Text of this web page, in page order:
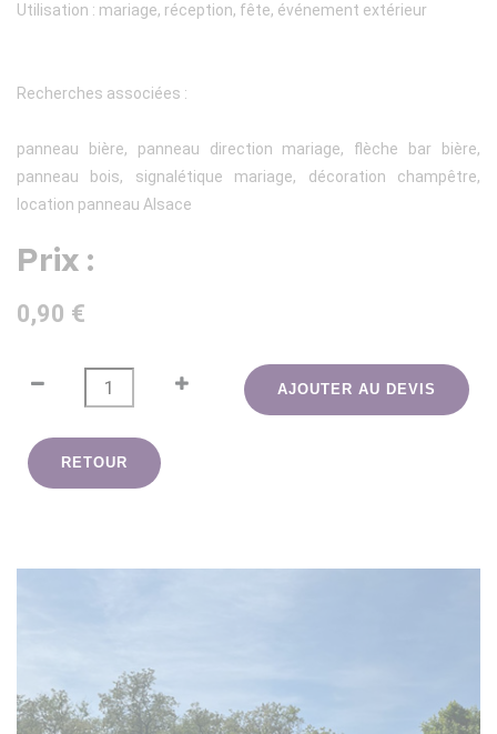
Utilisation : mariage, réception, fête, événement extérieur
Recherches associées :
panneau bière, panneau direction mariage, flèche bar bière,
panneau bois, signalétique mariage, décoration champêtre,
location panneau Alsace
Prix :
0,90 €
AJOUTER AU DEVIS
RETOUR